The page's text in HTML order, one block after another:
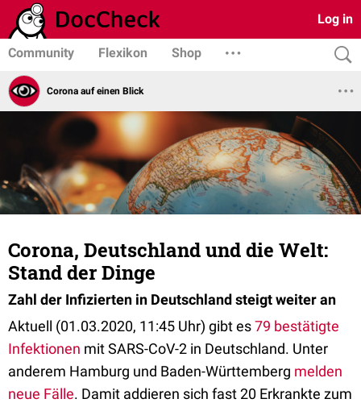
Log in
Community Flexikon Shop
Corona auf einen Blick
Corona, Deutschland und die Welt:
Stand der Dinge
Zahl der Infizierten in Deutschland steigt weiter an
Aktuell (01.03.2020, 11:45 Uhr) gibt es79 bestätigte
Infektionen mit SARS-CoV-2 in Deutschland. Unter
anderem Hamburg und Baden-Württemberg melden
neue Fälle. Damit addieren sich fast 20 Erkrankte zum